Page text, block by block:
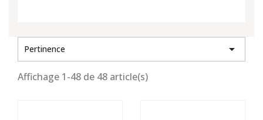
Pertinence 
Affichage 1-48 de 48 article(s)